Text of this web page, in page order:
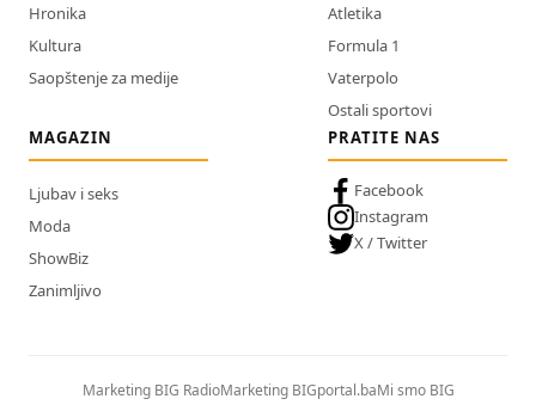
Hronika
Kultura
Saopštenje za medije
Atletika
Formula 1
Vaterpolo
Ostali sportovi
MAGAZIN
Ljubav i seks
Moda
ShowBiz
Zanimljivo
PRATITE NAS
Facebook
Instagram
X / Twitter
Marketing BIG RadioMarketing BIGportal.baMi smo BIG